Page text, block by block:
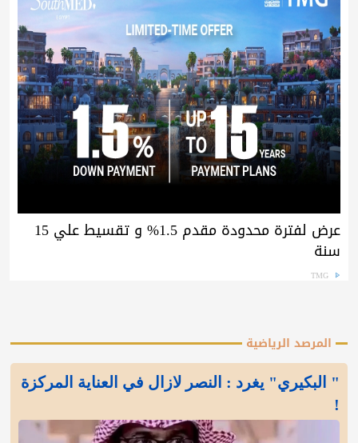
عرض لفترة محدودة مقدم 1.5% و تقسيط علي 15
سنة
TMG
المرصد الرياضية
" البكيري" يغرد : النصر لازال في العناية المركزة
!